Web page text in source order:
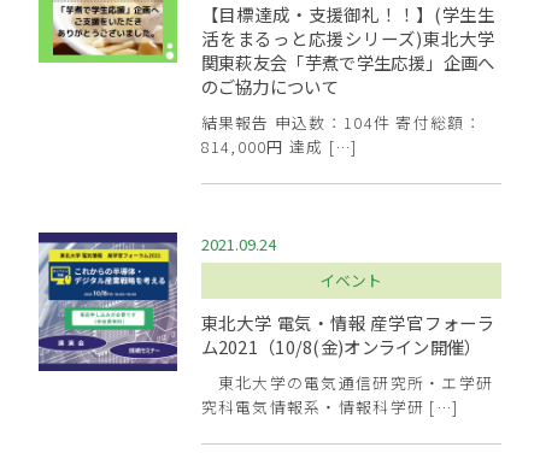
【目標達成・支援御礼！！】(学生生
活をまるっと応援シリーズ)東北大学
関東萩友会「芋煮で学生応援」企画へ
のご協力について
結果報告 申込数：104件 寄付総額：
814,000円 達成 […]
2021.09.24
イベント
東北大学 電気・情報 産学官フォーラ
ム2021（10/8(金)オンライン開催）
東北大学の電気通信研究所・エ学研
究科電気情報系・情報科学研 […]